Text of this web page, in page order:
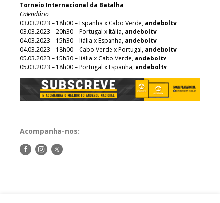
Torneio Internacional da Batalha
Calendário
03.03.2023 – 18h00 – Espanha x Cabo Verde, andeboltv
03.03.2023 – 20h30 – Portugal x Itália, andeboltv
04.03.2023 – 15h30 – Itália x Espanha, andeboltv
04.03.2023 – 18h00 – Cabo Verde x Portugal, andeboltv
05.03.2023 – 15h30 – Itália x Cabo Verde, andeboltv
05.03.2023 – 18h00 – Portugal x Espanha, andeboltv
Acompanha-nos:
Siga-Siga-Siga-